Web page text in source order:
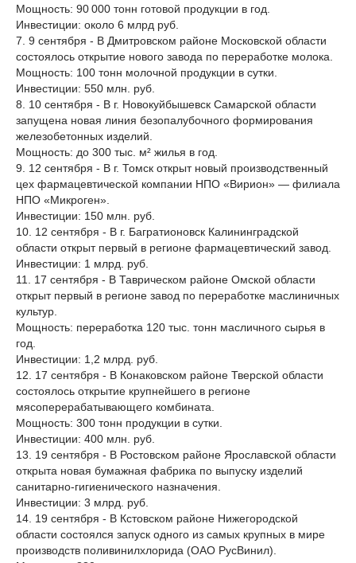
Мощность: 90 000 тонн готовой продукции в год.
Инвестиции: около 6 млрд руб.
7. 9 сентября - В Дмитровском районе Московской области
состоялось открытие нового завода по переработке молока.
Мощность: 100 тонн молочной продукции в сутки.
Инвестиции: 550 млн. руб.
8. 10 сентября - В г. Новокуйбышевск Самарской области
запущена новая линия безопалубочного формирования
железобетонных изделий.
Мощность: до 300 тыс. м² жилья в год.
9. 12 сентября - В г. Томск открыт новый производственный
цех фармацевтической компании НПО «Вирион» — филиала
НПО «Микроген».
Инвестиции: 150 млн. руб.
10. 12 сентября - В г. Багратионовск Калининградской
области открыт первый в регионе фармацевтический завод.
Инвестиции: 1 млрд. руб.
11. 17 сентября - В Таврическом районе Омской области
открыт первый в регионе завод по переработке маслиничных
культур.
Мощность: переработка 120 тыс. тонн масличного сырья в
год.
Инвестиции: 1,2 млрд. руб.
12. 17 сентября - В Конаковском районе Тверской области
состоялось открытие крупнейшего в регионе
мясоперерабатывающего комбината.
Мощность: 300 тонн продукции в сутки.
Инвестиции: 400 млн. руб.
13. 19 сентября - В Ростовском районе Ярославской области
открыта новая бумажная фабрика по выпуску изделий
санитарно-гигиенического назначения.
Инвестиции: 3 млрд. руб.
14. 19 сентября - В Кстовском районе Нижегородской
области состоялся запуск одного из самых крупных в мире
производств поливинилхлорида (ОАО РусВинил).